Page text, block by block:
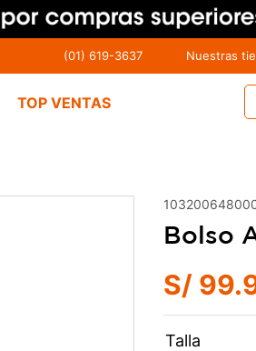
(01) 619-3637 Nuestras
TOP VENTAS
Bolso
S/ 99.
Talla